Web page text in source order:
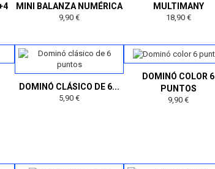
MINI BALANZA NUMÉRICA
9,90 €
MULTIMANY
18,90 €
DOMINÓ CLÁSICO DE 6...
5,90 €
DOMINÓ COLOR 6
PUNTOS
9,90 €